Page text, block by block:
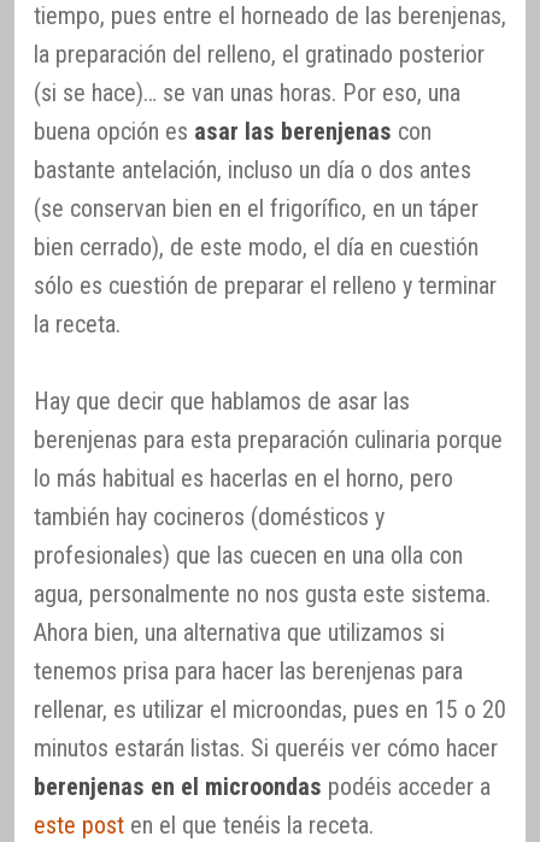
tiempo, pues entre el horneado de las berenjenas,
la preparación del relleno, el gratinado posterior
(si se hace)… se van unas horas. Por eso, una
buena opción es asar las berenjenas con
bastante antelación, incluso un día o dos antes
(se conservan bien en el frigorífico, en un táper
bien cerrado), de este modo, el día en cuestión
sólo es cuestión de preparar el relleno y terminar
la receta.
Hay que decir que hablamos de asar las
berenjenas para esta preparación culinaria porque
lo más habitual es hacerlas en el horno, pero
también hay cocineros (domésticos y
profesionales) que las cuecen en una olla con
agua, personalmente no nos gusta este sistema.
Ahora bien, una alternativa que utilizamos si
tenemos prisa para hacer las berenjenas para
rellenar, es utilizar el microondas, pues en 15 o 20
minutos estarán listas. Si queréis ver cómo hacer
berenjenas en el microondas podéis acceder a
este post en el que tenéis la receta.